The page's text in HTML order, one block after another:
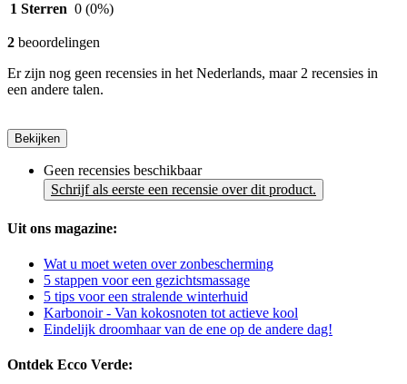
1 Sterren 0 (0%)
2 beoordelingen
Er zijn nog geen recensies in het Nederlands, maar 2 recensies in
een andere talen.
Bekijken
Geen recensies beschikbaar
Schrijf als eerste een recensie over dit product.
Uit ons magazine:
Wat u moet weten over zonbescherming
5 stappen voor een gezichtsmassage
5 tips voor een stralende winterhuid
Karbonoir - Van kokosnoten tot actieve kool
Eindelijk droomhaar van de ene op de andere dag!
Ontdek Ecco Verde: